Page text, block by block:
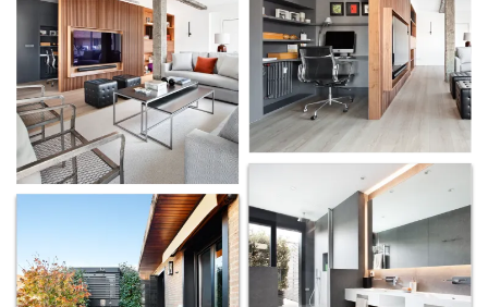
mejora el rendimiento de sus trabajadores?
La arquitectura de oficinas se ha
transformado, convirtiendo el espacio en un
destino colaborativo para el éxitoy el
coworking. Se optimizan áreas menos
convencionales, proyectando un futuro
centrado en las personas y en aportar valor
diariamente a la sociedad.